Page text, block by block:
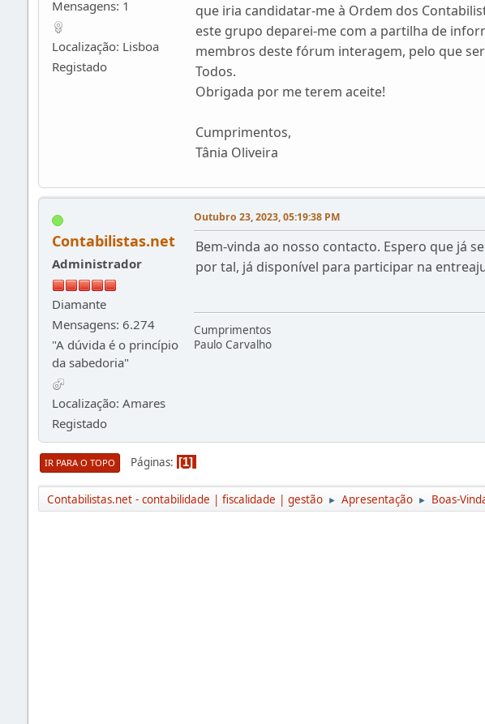
Mensagens: 1
Localização: Lisboa
Registado
que iria candidatar-me à Ordem dos
este grupo deparei-me com a partilha de
membros deste fórum interagem, pelo que
Todos.
Obrigada por me terem aceite!
Cumprimentos,
Tânia Oliveira
Contabilistas.net
Administrador
Diamante
Mensagens: 6.274
"A dúvida é o princípio
da sabedoria"
Localização: Amares
Registado
Outubro 23, 2023, 05:19:38 PM
Bem-vinda ao nosso contacto. Espero que já
por tal, já disponível para participar na
Cumprimentos
Paulo Carvalho
IR PARA O TOPO Páginas 1
Contabilistas.net - contabilidade | fiscalidade | gestão ► Apresentação ► Boas-